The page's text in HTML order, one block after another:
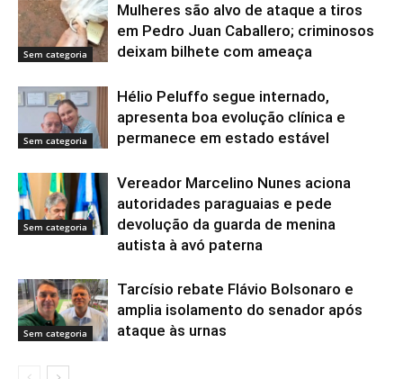
Sem categoria
Mulheres são alvo de ataque a tiros
em Pedro Juan Caballero; criminosos
deixam bilhete com ameaça
Sem categoria
Hélio Peluffo segue internado,
apresenta boa evolução clínica e
permanece em estado estável
Sem categoria
Vereador Marcelino Nunes aciona
autoridades paraguaias e pede
devolução da guarda de menina
autista à avó paterna
Sem categoria
Tarcísio rebate Flávio Bolsonaro e
amplia isolamento do senador após
ataque às urnas